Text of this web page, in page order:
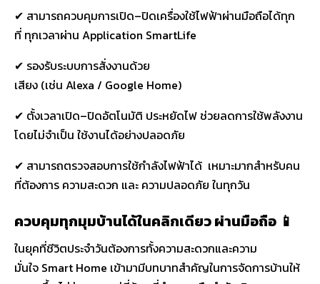
✔ สามารถควบคุมการเปิด–ปิดเครื่องใช้ไฟฟ้าผ่านมือถือได้ทุก
ที่ ทุกเวลาผ่าน Application SmartLife
✔ รองรับระบบการสั่งงานด้วย
เสียง (เช่น Alexa / Google Home)
✔ ตั้งเวลาเปิด–ปิดอัตโนมัติ ประหยัดไฟ ช่วยลดการใช้พลังงาน
โดยไม่จำเป็น ใช้งานได้อย่างปลอดภัย
✔ สามารถตรวจสอบการใช้กำลังไฟฟ้าได้ เหมาะมากสำหรับคน
ที่ต้องการ ความสะดวก และ ความปลอดภัย ในทุกวัน
ควบคุมทุกมุมบ้านได้ในคลิกเดียว ผ่านมือถือ 📱
ในยุคที่ชีวิตประจำวันต้องการทั้งความสะดวกและความ
มั่นใจ Smart Home เข้ามามีบทบาทสำคัญในการจัดการบ้านให้